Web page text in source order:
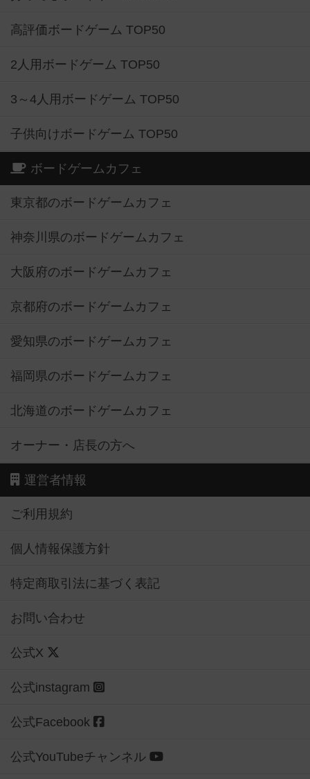
高評価ボードゲーム TOP50
2人用ボードゲーム TOP50
3～4人用ボードゲーム TOP50
子供向けボードゲーム TOP50
ボードゲームカフェ
東京都のボードゲームカフェ
神奈川県のボードゲームカフェ
大阪府のボードゲームカフェ
京都府のボードゲームカフェ
愛知県のボードゲームカフェ
福岡県のボードゲームカフェ
北海道のボードゲームカフェ
オーナー・店長の方へ
運営者情報
ご利用規約
個人情報保護方針
特定商取引法に基づく表記
お問い合わせ
公式X
公式instagram
公式Facebook
公式YouTubeチャンネル